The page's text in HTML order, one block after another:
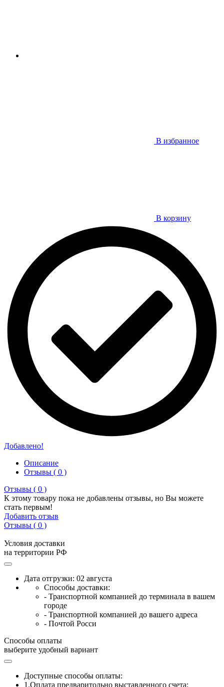
В избранное
В корзину
Добавлено!
Описание
Отзывы ( 0 )
Отзывы ( 0 )
К этому товару пока не добавлены отзывы, но Вы можете
стать первым!
Добавить отзыв
Отзывы ( 0 )
Условия доставки
на территории РФ
Дата отгрузки: 02 августа
Способы доставки:
- Транспортной компанией до терминала в вашем
городе
- Транспортной компанией до вашего адреса
- Почтой Росси
Способы оплаты
выберите удобный вариант
Доступные способы оплаты:
1.Оплата предваритольно выставленного счета: